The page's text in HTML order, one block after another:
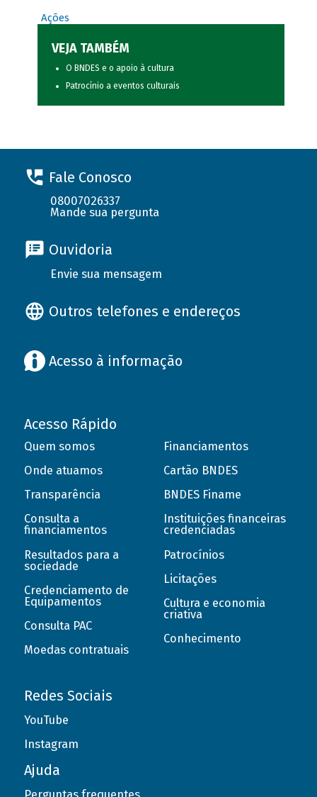
Ações
VEJA TAMBÉM
O BNDES e o apoio à cultura
Patrocínio a eventos culturais
Fale Conosco
08007026337
Mande sua pergunta
Ouvidoria
Envie sua mensagem
Outros telefones e endereços
Acesso à informação
Acesso Rápido
Quem somos
Onde atuamos
Transparência
Consulta a
financiamentos
Resultados para a
sociedade
Credenciamento de
Equipamentos
Consulta PAC
Moedas contratuais
Financiamentos
Cartão BNDES
BNDES Finame
Instituições financeiras
credenciadas
Patrocínios
Licitações
Cultura e economia
criativa
Conhecimento
Redes Sociais
YouTube
Instagram
Ajuda
Perguntas frequentes